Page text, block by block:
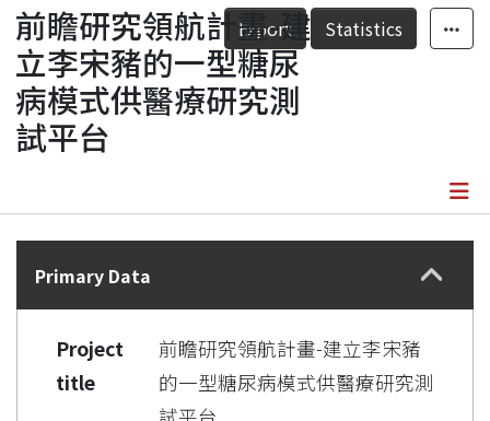
Fundings & Projects
Researchers
Organizations
Export Statistics
前瞻研究領航計畫-建
立李宋豬的一型糖尿
病模式供醫療研究測
試平台
Details
Primary Data
Project
title
前瞻研究領航計畫-建立李宋豬
的一型糖尿病模式供醫療研究測